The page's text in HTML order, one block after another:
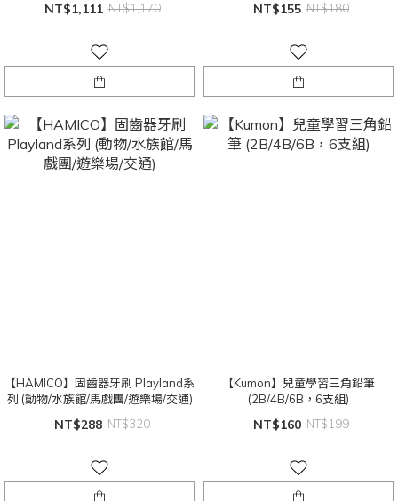
NT$1,111 NT$1,170 NT$155 NT$180
【HAMICO】固齒器牙刷 Playland系
列 (動物/水族館/馬戲團/遊樂場/交通)
NT$288 NT$320
【Kumon】兒童學習三角鉛筆
(2B/4B/6B，6支組)
NT$160 NT$199